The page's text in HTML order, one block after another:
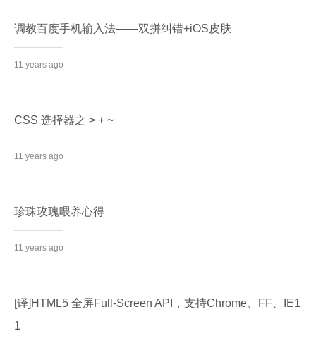
调教百度手机输入法——双拼纠错+iOS皮肤
11 years ago
CSS 选择器之 > + ~
11 years ago
珍珠玫瑰喂养心得
11 years ago
[译]HTML5 全屏Full-Screen API，支持Chrome、FF、IE1
1